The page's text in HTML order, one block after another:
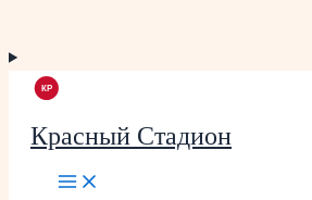
Красный Стадион